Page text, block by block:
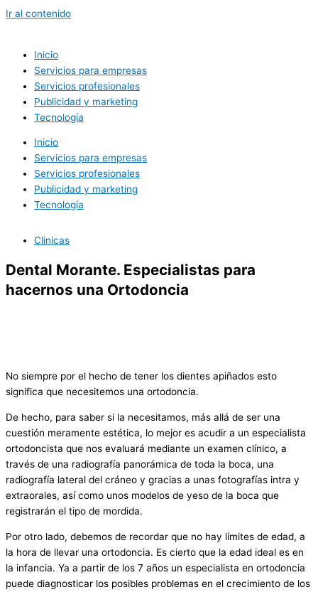
Ir al contenido
Inicio
Servicios para empresas
Servicios profesionales
Publicidad y marketing
Tecnología
Inicio
Servicios para empresas
Servicios profesionales
Publicidad y marketing
Tecnología
Clinicas
Dental Morante. Especialistas para
hacernos una Ortodoncia
No siempre por el hecho de tener los dientes apiñados esto
significa que necesitemos una ortodoncia.
De hecho, para saber si la necesitamos, más allá de ser una
cuestión meramente estética, lo mejor es acudir a un especialista
ortodoncista que nos evaluará mediante un examen clínico, a
través de una radiografía panorámica de toda la boca, una
radiografía lateral del cráneo y gracias a unas fotografías intra y
extraorales, así como unos modelos de yeso de la boca que
registrarán el tipo de mordida.
Por otro lado, debemos de recordar que no hay límites de edad, a
la hora de llevar una ortodoncia. Es cierto que la edad ideal es en
la infancia. Ya a partir de los 7 años un especialista en ortodoncia
puede diagnosticar los posibles problemas en el crecimiento de los